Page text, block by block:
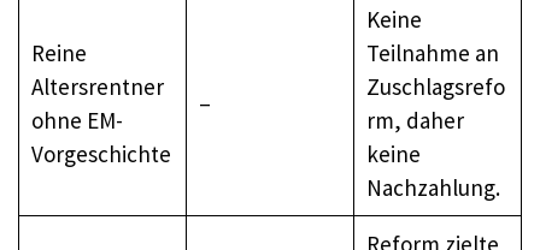
Reine
Altersrentner
ohne EM-
Vorgeschichte
–
Keine
Teilnahme an
Zuschlagsrefo
rm, daher
keine
Nachzahlung.